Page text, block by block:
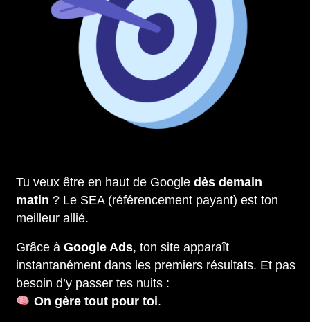
Tu veux être en haut de Google dès demain
matin ? Le SEA (référencement payant) est ton
meilleur allié.
Grâce à Google Ads, ton site apparaît
instantanément dans les premiers résultats. Et pas
besoin d’y passer tes nuits :
On gère tout pour toi.